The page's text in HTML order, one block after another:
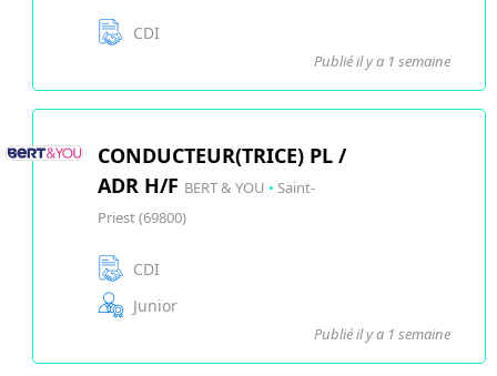
CDI
Publié il y a 1 semaine
CONDUCTEUR(TRICE) PL /
ADR H/F BERT & YOU • Saint-
Priest (69800)
CDI
Junior
Publié il y a 1 semaine